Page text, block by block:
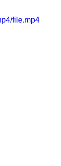
file.mp4